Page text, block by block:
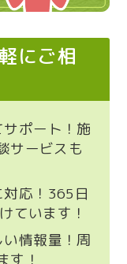
にご相
ポート！施
サービスも
応！365日
ています！
情報量！周
す！